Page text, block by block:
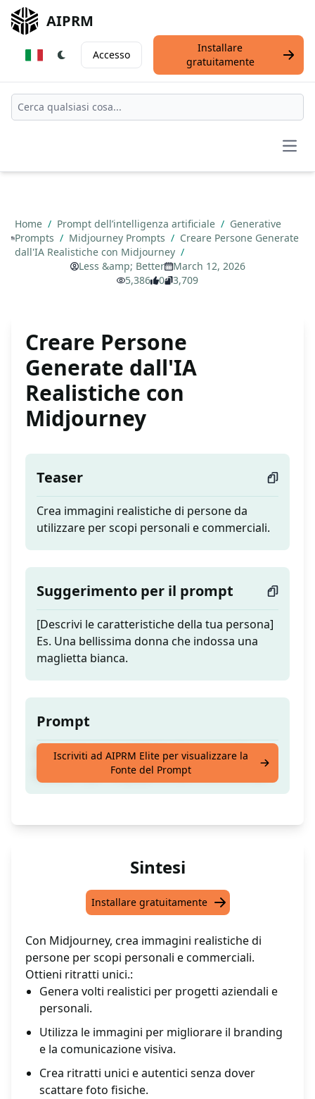
AIPRM
Accesso
Installare
gratuitamente
Home / Prompt dell’intelligenza artificiale / Generative
Prompts / Midjourney Prompts / Creare Persone Generate
dall'IA Realistiche con Midjourney /
Less &amp; Better
March 12, 2026
5,386
0 3,709
Creare Persone
Generate dall'IA
Realistiche con
Midjourney
Teaser
Crea immagini realistiche di persone da
utilizzare per scopi personali e commerciali.
Suggerimento per il prompt
[Descrivi le caratteristiche della tua persona]
Es. Una bellissima donna che indossa una
maglietta bianca.
Prompt
Crea immagini realistiche di persone da
utilizzare per scopi personali e commerciali.
Iscriviti ad AIPRM Elite per visualizzare la
Fonte del Prompt
Sintesi
Installare gratuitamente
Con Midjourney, crea immagini realistiche di
persone per scopi personali e commerciali.
Ottieni ritratti unici.:
Genera volti realistici per progetti aziendali e
personali.
Utilizza le immagini per migliorare il branding
e la comunicazione visiva.
Crea ritratti unici e autentici senza dover
scattare foto fisiche.